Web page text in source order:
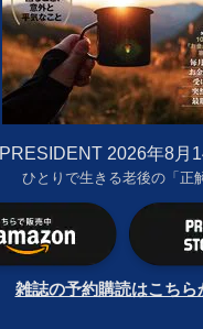
PRESIDENT 2026年8月
ひとりで生きる老後の「正
雑誌の予約購読はこちら